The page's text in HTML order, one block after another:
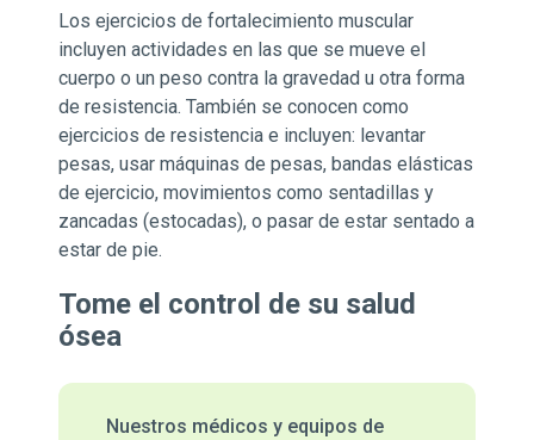
Los ejercicios de fortalecimiento muscular
incluyen actividades en las que se mueve el
cuerpo o un peso contra la gravedad u otra forma
de resistencia. También se conocen como
ejercicios de resistencia e incluyen: levantar
pesas, usar máquinas de pesas, bandas elásticas
de ejercicio, movimientos como sentadillas y
zancadas (estocadas), o pasar de estar sentado a
estar de pie.
Tome el control de su salud
ósea
Nuestros médicos y equipos de